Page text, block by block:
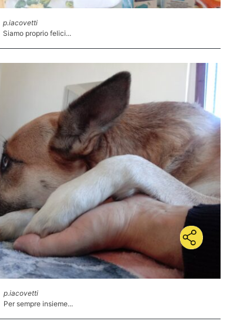
p.iacovetti
Siamo proprio felici...
p.iacovetti
Per sempre insieme...